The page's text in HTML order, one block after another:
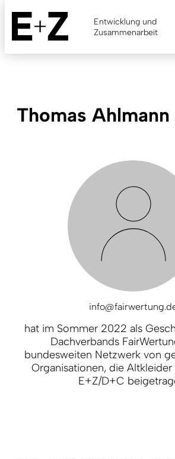
Skip
main
content
Entwicklung und
Zusammenarbeit
Thomas Ahlmann
hat im Sommer 2022 als
Dachverbands
bundesweiten Netzwerk von
Organisationen, die Altkleider
E+Z/D+C